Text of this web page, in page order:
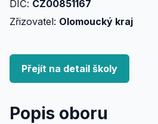
DIČ: CZ00851167
Zřizovatel: Olomoucký kraj
Přejít na detail školy
Popis oboru